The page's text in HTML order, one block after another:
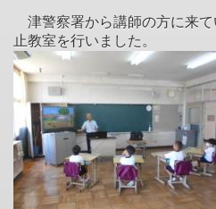
津警察署から講師の方に来
止教室を行いました。